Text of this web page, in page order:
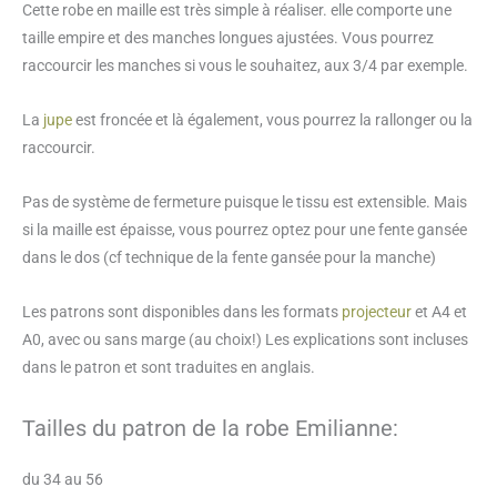
longues
Emilianne
Cette robe en maille est très simple à réaliser. elle comporte une
taille empire et des manches longues ajustées. Vous pourrez
raccourcir les manches si vous le souhaitez, aux 3/4 par exemple.
La jupeest froncée et là également, vous pourrez la rallonger ou la
raccourcir.
Pas de système de fermeture puisque le tissu est extensible. Mais
si la maille est épaisse, vous pourrez optez pour une fente gansée
dans le dos (cf technique de la fente gansée pour la manche)
Les patrons sont disponibles dans les formats projecteuret A4 et
A0, avec ou sans marge (au choix!) Les explications sont incluses
dans le patron et sont traduites en anglais.
Tailles du patron de la robe Emilianne:
du 34 au 56